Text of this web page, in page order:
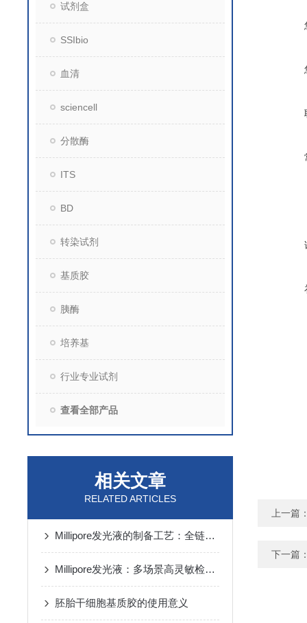
试剂盒
SSIbio
血清
sciencell
分散酶
ITS
BD
转染试剂
基质胶
胰酶
培养基
行业专业试剂
查看全部产品
相关文章
RELATED ARTICLES
Millipore发光液的制备工艺：全链路质控保障检测性能稳定
Millipore发光液：多场景高灵敏检测的核心试剂支撑
胚胎干细胞基质胶的使用意义
上一篇
下一篇